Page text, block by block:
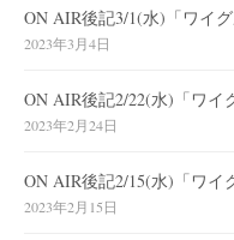
ON AIR後記3/1(水)「ワイ
2023年3月4日
ON AIR後記2/22(水)「ワイ
2023年2月24日
ON AIR後記2/15(水)「ワイ
2023年2月15日